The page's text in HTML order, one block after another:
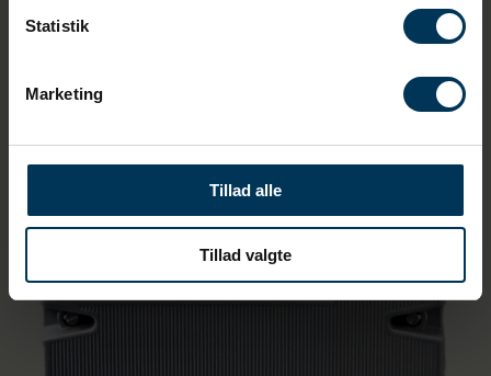
Statistik
Marketing
Tillad alle
Tillad valgte